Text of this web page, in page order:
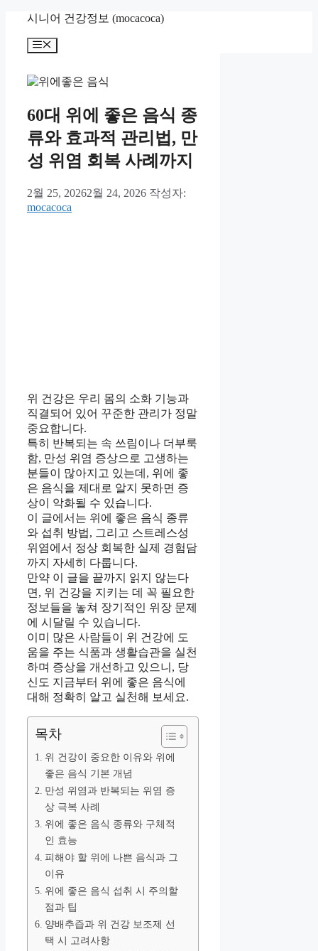
시니어 건강정보 (mocacoca)
메
60대 위에 좋은 음식 종
류와 효과적 관리법, 만
성 위염 회복 사례까지
2월 25, 20262월 24, 2026 작성자:
mocacoca
위 건강은 우리 몸의 소화 기능과
직결되어 있어 꾸준한 관리가 정말
중요합니다.
특히 반복되는 속 쓰림이나 더부룩
함, 만성 위염 증상으로 고생하는
분들이 많아지고 있는데, 위에 좋
은 음식을 제대로 알지 못하면 증
상이 악화될 수 있습니다.
이 글에서는 위에 좋은 음식 종류
와 섭취 방법, 그리고 스트레스성
위염에서 정상 회복한 실제 경험담
까지 자세히 다룹니다.
만약 이 글을 끝까지 읽지 않는다
면, 위 건강을 지키는 데 꼭 필요한
정보들을 놓쳐 장기적인 위장 문제
에 시달릴 수 있습니다.
이미 많은 사람들이 위 건강에 도
움을 주는 식품과 생활습관을 실천
하며 증상을 개선하고 있으니, 당
신도 지금부터 위에 좋은 음식에
대해 정확히 알고 실천해 보세요.
목차
위 건강이 중요한 이유와 위에
좋은 음식 기본 개념
만성 위염과 반복되는 위염 증
상 극복 사례
위에 좋은 음식 종류와 구체적
인 효능
피해야 할 위에 나쁜 음식과 그
이유
위에 좋은 음식 섭취 시 주의할
점과 팁
양배추즙과 위 건강 보조제 선
택 시 고려사항